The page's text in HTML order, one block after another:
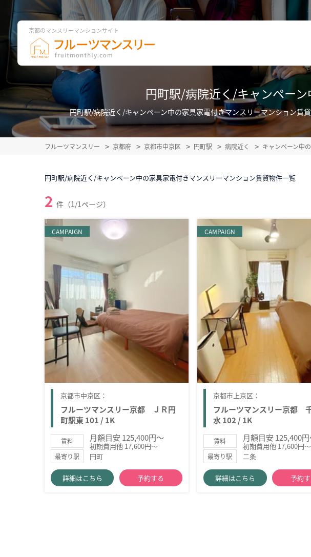
京都のマンスリーマンションサイト
円町駅/病院近く/キャンペー
円町駅/病院近く/キャンペーン中の家具家電付きマンスリーマンション賃
フルーツマンスリー 京都府 京都市中京区 円町駅 病院近く キャンペーン中
円町駅/病院近く/キャンペーン中の家具家電付きマンスリーマンション賃貸物件一覧
2 件（1/1ページ）
CAMPAIGN
京都市中京区：
フルーツマンスリー京都 ＪＲ円
町駅東 101 / 1K
賃料 月額目安 125,400円～
初期費用他 17,600円～
最寄り駅 円町
詳細はこちら 予約する
CAMPAIGN
京都市上京区：
フルーツマンスリー京都
水 102 / 1K
賃料 月額目安 125,400
初期費用他 17,600円～
最寄り駅 二条
詳細はこちら 予約